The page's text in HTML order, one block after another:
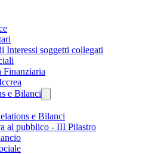
Interessi soggetti collegati
Finanziaria
e Bilanci
e Bilanci
al pubblico - III Pilastro